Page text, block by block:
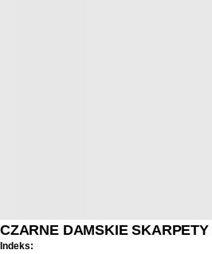
CZARNE DAMSKIE SKARPETY
Indeks: